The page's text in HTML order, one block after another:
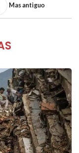
Mas antiguo